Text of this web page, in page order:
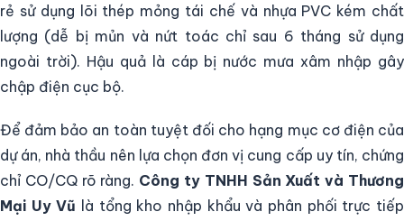
rẻ sử dụng lõi thép mỏng tái chế và nhựa PVC kém chất
lượng (dễ bị mủn và nứt toác chỉ sau 6 tháng sử dụng
ngoài trời). Hậu quả là cáp bị nước mưa xâm nhập gây
chập điện cục bộ.
Để đảm bảo an toàn tuyệt đối cho hạng mục cơ điện của
dự án, nhà thầu nên lựa chọn đơn vị cung cấp uy tín, chứng
chỉ CO/CQ rõ ràng. Công ty TNHH Sản Xuất và Thương
Mại Uy Vũ là tổng kho nhập khẩu và phân phối trực tiếp